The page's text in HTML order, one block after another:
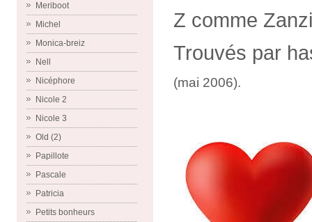
Meriboot
Michel
Monica-breiz
Nell
Nicéphore
Nicole 2
Nicole 3
Old (2)
Papillote
Pascale
Patricia
Petits bonheurs
Z comme
Trouvés par
(mai 2006).